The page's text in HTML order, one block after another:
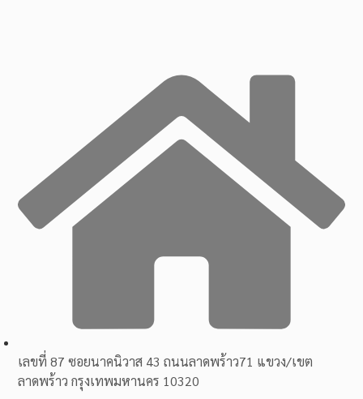
เลขที่ 87 ซอยนาคนิวาส 43 ถนนลาดพร้าว71 แขวง/เขต
ลาดพร้าว กรุงเทพมหานคร 10320